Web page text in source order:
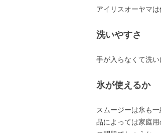
アイリスオーヤマは
洗いやすさ
手が入らなくて洗
氷が使えるか
スムージーは氷も
品によっては家庭